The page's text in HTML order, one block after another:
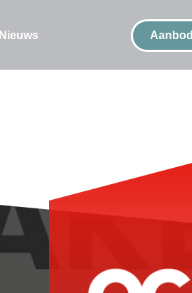
Nieuws Aanbod